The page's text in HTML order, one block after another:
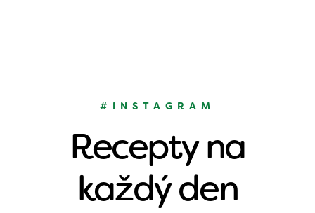
#INSTAGRAM
Recepty na
každý den